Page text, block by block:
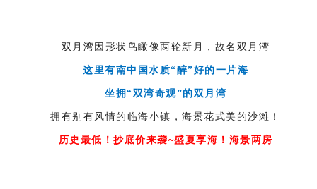
双月湾因形状鸟瞰像两轮新月，故名双月湾
这里有南中国水质“醉”好的一片海
坐拥“双湾奇观”的双月湾
拥有别有风情的临海小镇，海景花式美的沙滩！
历史最低！抄底价来袭~盛夏享海！海景两房